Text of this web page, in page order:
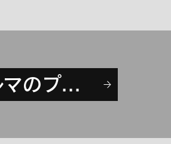
クルマのプロに相談